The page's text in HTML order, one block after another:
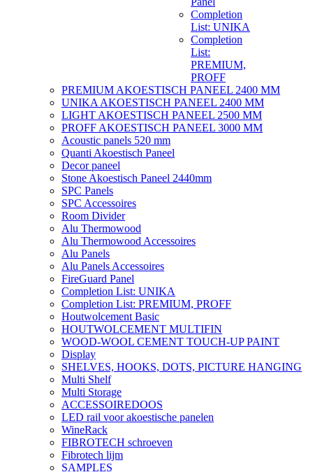
Completion
List: UNIKA
Completion
List:
PREMIUM,
PROFF
PREMIUM AKOESTISCH PANEEL 2400 MM
UNIKA AKOESTISCH PANEEL 2400 MM
LIGHT AKOESTISCH PANEEL 2500 MM
PROFF AKOESTISCH PANEEL 3000 MM
Acoustic panels 520 mm
Quanti Akoestisch Paneel
Decor paneel
Stone Akoestisch Paneel 2440mm
SPC Panels
SPC Accessoires
Room Divider
Alu Thermowood
Alu Thermowood Accessoires
Alu Panels
Alu Panels Accessoires
FireGuard Panel
Completion List: UNIKA
Completion List: PREMIUM, PROFF
Houtwolcement Basic
HOUTWOLCEMENT MULTIFIN
WOOD-WOOL CEMENT TOUCH-UP PAINT
Display
SHELVES, HOOKS, DOTS, PICTURE HANGING
Multi Shelf
Multi Storage
ACCESSOIREDOOS
LED rail voor akoestische panelen
WineRack
FIBROTECH schroeven
Fibrotech lijm
SAMPLES